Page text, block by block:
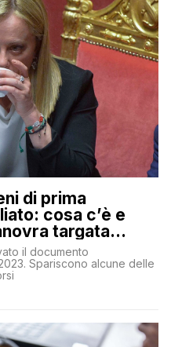
di prima
cosa c’è e
targata
il documento
Spariscono alcune delle